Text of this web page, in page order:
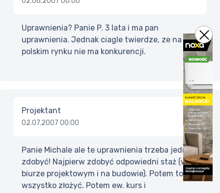
Uprawnienia? Panie P. 3 lata i ma pan
uprawnienia. Jednak ciagle twierdze, ze na
polskim rynku nie ma konkurencji.
Projektant
02.07.2007 00:00
Panie Michale ale te uprawnienia trzeba jednak
zdobyć! Najpierw zdobyć odpowiedni staż (w
biurze projektowym i na budowie). Potem to
wszystko złożyć. Potem ew. kurs i